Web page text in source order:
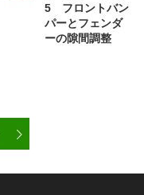
5 フロントバン
パーとフェンダ
ーの隙間調整